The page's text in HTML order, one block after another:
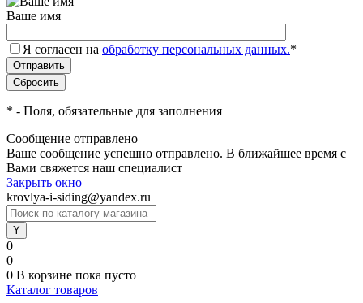
Ваше имя
Я согласен на обработку персональных данных.*
* - Поля, обязательные для заполнения
Сообщение отправлено
Ваше сообщение успешно отправлено. В ближайшее время с
Вами свяжется наш специалист
Закрыть окно
krovlya-i-siding@yandex.ru
0
0
0 В корзине пока пусто
Каталог товаров